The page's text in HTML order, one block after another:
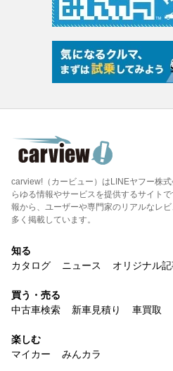
carview!（カービュー）はLINEヤフー株
らゆる情報やサービスを提供するサイト
報から、ユーザーや専門家のリアルなレ
多く掲載しています。
知る
カタログ
ニュース オリジナル
買う・売る
中古車検索
新車見積り 車買取
楽しむ
マイカー
みんカラ